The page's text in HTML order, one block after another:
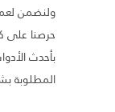
ولنضمن
حرصنا على
بأحدث
المطلوبة